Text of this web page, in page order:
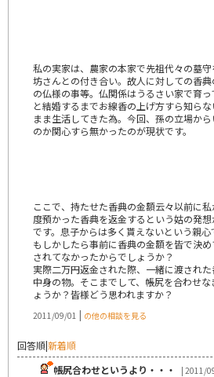
私の実家は、農家の本家で先祖代々の墓
坊さんとの付き合い。故人に対しての香
の仏様の事等。仏関係はうるさい家で育
と結婚するまでお線香の上げ方すら知ら
まま生活してきた為。今回、孫の立場か
のか関心すら無かったのが現状です。
ここで、持たせた香典の金額云々以前に
度預かった香典を返金するという姑の発
です。息子からは多く貰えないという親心
もしかしたら事前に香典の金額を皆で決
されてなかったからでしょうか？
実際二万円返金された際、一緒に渡され
中身の物。そこまでして、帳尻を合わせ
ょうか？皆様どう思われますか？
2011/09/01 | の他の相談を見る
回答順|新着順
帳尻合わせというより・・・
| 2011/